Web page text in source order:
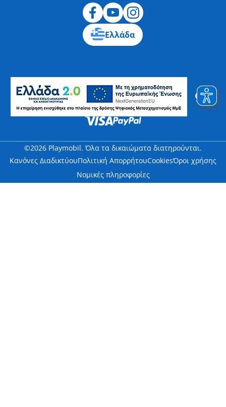
Ελλάδα
©2026 Playmobil. Όλα τα δικαιώματα διατηρούνται.
Κανόνες ΔιαδικτύουΠολιτική ΑπορρήτουCookiesΌροι χρήσης
Νομικές πληροφορίες